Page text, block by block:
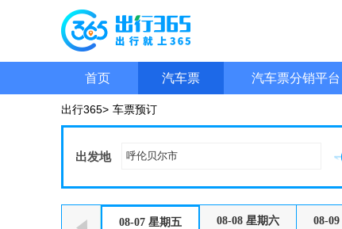
首页 汽车票 汽车票分销平台
出行365> 车票预订
出发地
08-07 星期五 08-08 星期六 08-09